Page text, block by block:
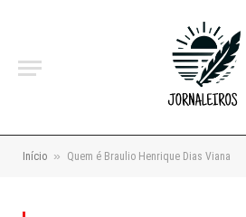
Início » Quem é Braulio Henrique Dias Viana